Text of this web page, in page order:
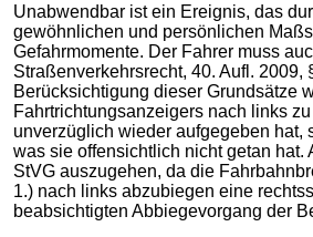
Unabwendbar ist ein Ereignis, das
gewöhnlichen und persönlichen
Gefahrmomente. Der Fahrer muss
Straßenverkehrsrecht, 40. Aufl.
Berücksichtigung dieser Grundsätze
Fahrtrichtungsanzeigers nach links
unverzüglich wieder aufgegeben hat,
was sie offensichtlich nicht getan
StVG auszugehen, da die
1.) nach links abzubiegen eine
beabsichtigten Abbiegevorgang der